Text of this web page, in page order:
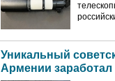
Уникальный
Армении заработал